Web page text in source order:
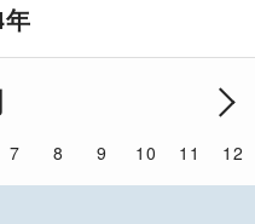
7 8 9 10 11 12